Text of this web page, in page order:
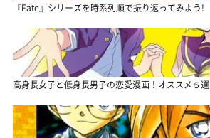
『Fate』シリーズを時系列順で振り返ってみよう!
高身長女子と低身長男子の恋愛漫画！オススメ５選